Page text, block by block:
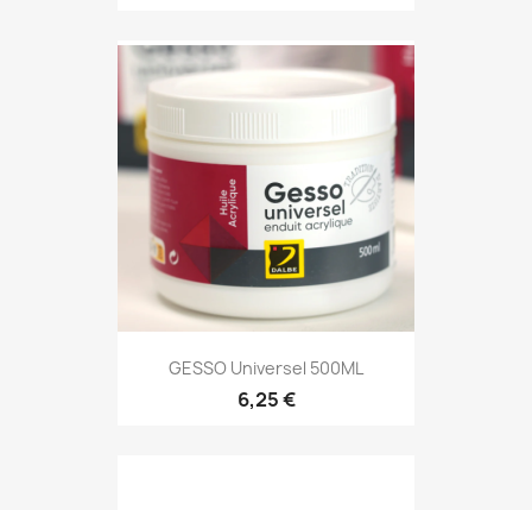
GESSO Universel 500ML
6,25 €